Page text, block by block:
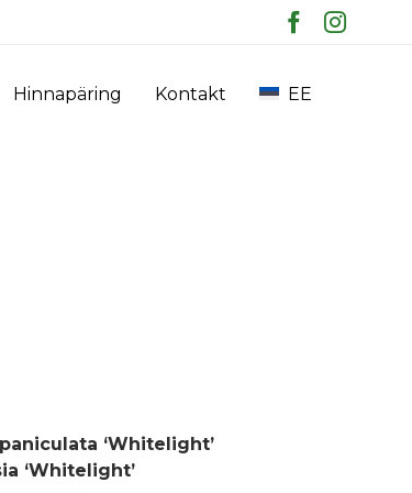
Hinnapäring Kontakt EE
‘Whitelight’
‘Whitelight’